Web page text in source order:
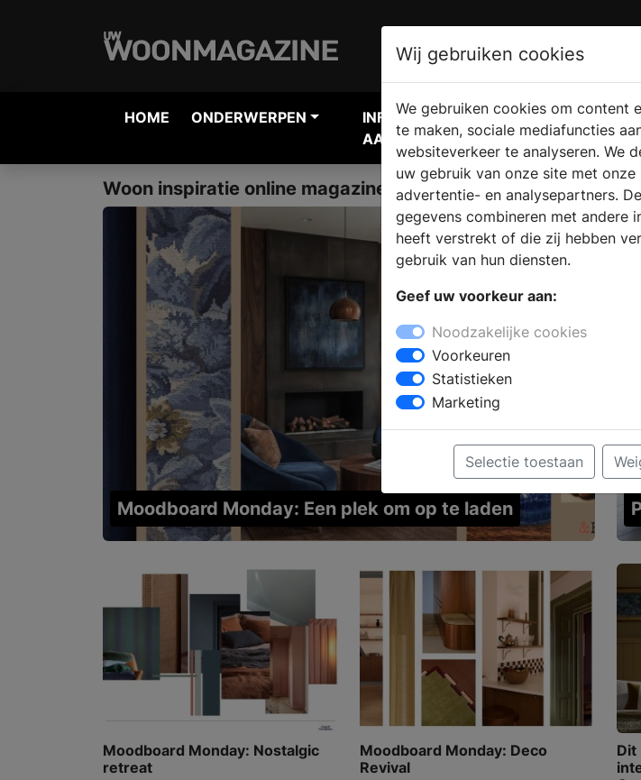
HOME ONDERWERPEN
INFORMATIE
AANVRAGEN
VINDEN
Woon inspiratie online magazine
Moodboard Monday: Een plek om op te laden
Moodboard Monday: Nostalgic
retreat
Moodboard Monday: Deco
Revival
Dit
Wij gebruiken cookies
We gebruiken cookies om content
te maken, sociale mediafuncties
websiteverkeer te analyseren. We
uw gebruik van onze site met onze
advertentie- en analysepartners.
gegevens combineren met andere
heeft verstrekt of die zij hebben
gebruik van hun diensten.
Geef uw voorkeur aan:
Noodzakelijke cookies
Voorkeuren
Statistieken
Marketing
Selectie toestaan